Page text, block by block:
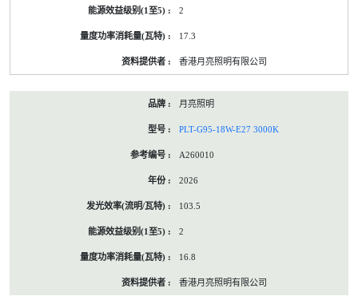
2
17.3
香港月亮照明有限公司
月亮照明
PLT-G95-18W-E27 3000K
A260010
2026
103.5
2
16.8
香港月亮照明有限公司